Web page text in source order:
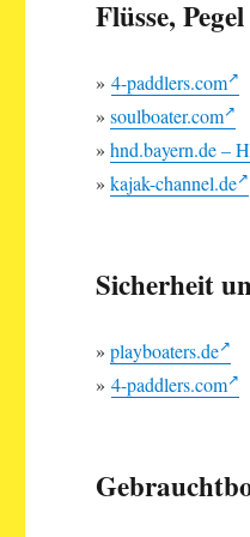
Flüsse,
»4-paddlers.com
»soulboater.com
»hnd.bayern.de –
»kajak-channel.de
Sicherheit
»playboaters.de
»4-paddlers.com